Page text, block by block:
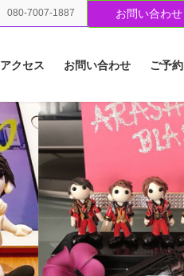
080-7007-1887 お問い合わせ
アクセス お問い合わせ ご予約